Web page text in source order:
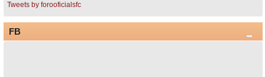
Tweets by forooficialsfc
FB